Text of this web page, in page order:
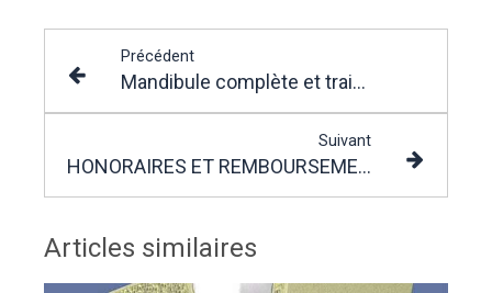
Précédent
Mandibule complète et traitement implantaire pour un bridge fixe vissé
Suivant
HONORAIRES ET REMBOURSEMENTS
Articles similaires